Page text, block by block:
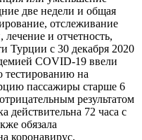
две недели и общая
отслеживание
и отчетность,
Турции с 30 декабря 2020
COVID-19 ввели
тестированию на
пассажиры старше 6
результатом
действительна 72 часа с
обязала
коронавирус.